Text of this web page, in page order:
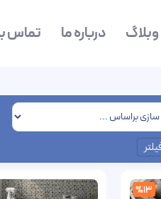
وبلاگ درباره ما تماس
%13